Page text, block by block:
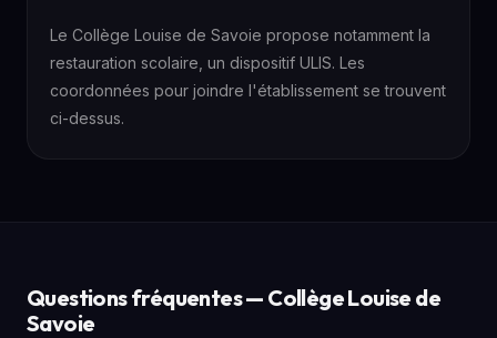
Le Collège Louise de Savoie propose notamment la
restauration scolaire, un dispositif ULIS. Les
coordonnées pour joindre l'établissement se trouvent
ci-dessus.
Questions fréquentes — Collège Louise de
Savoie